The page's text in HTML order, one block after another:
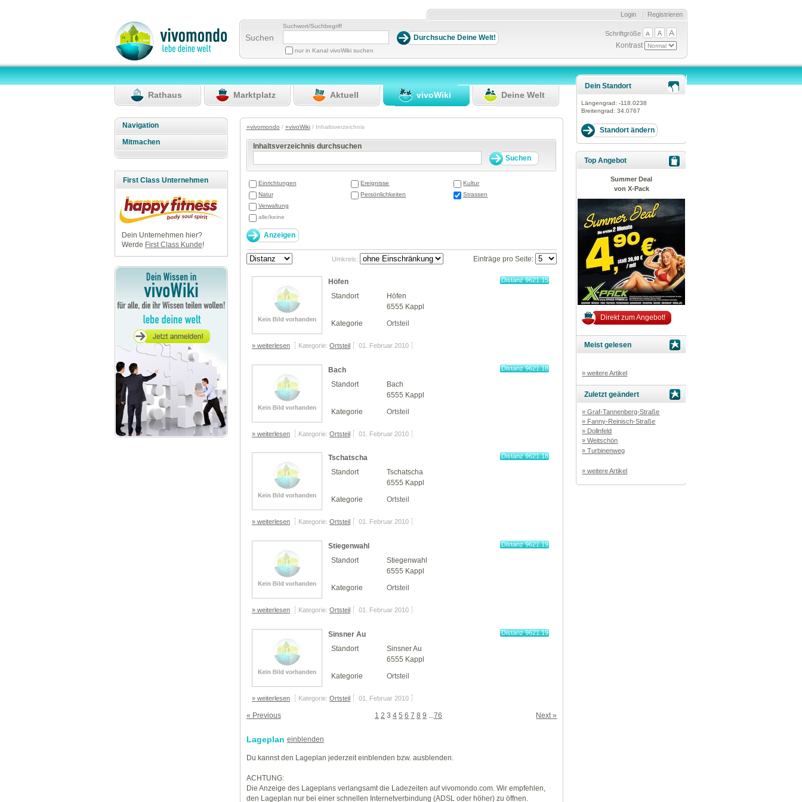
Registrieren
Login
Suchen
Suchwort/Suchbegriff
nur in Kanal vivoWiki suchen
Schriftgröße
Kontrast
Rathaus Marktplatz Aktuell vivoWiki Deine Welt
Navigation
Mitmachen
First Class Unternehmen
Dein Unternehmen hier?
Werde First Class Kunde!
»vivomondo / »vivoWiki/ Inhaltsverzeichnis
Inhaltsverzeichnis durchsuchen
Einrichtungen Ereignisse
Kultur
Natur
Persönlichkeiten
Strassen
Verwaltung
alle/keine
Umkreis: Einträge pro Seite:
Höfen
Distanz 9621.15
Standort
Höfen
6555 Kappl
Kategorie
Ortsteil
» weiterlesen Kategorie:Ortsteil 01. Februar 2010
Bach
Distanz 9621.18
Standort
Bach
6555 Kappl
Kategorie
Ortsteil
» weiterlesen Kategorie:Ortsteil 01. Februar 2010
Tschatscha
Distanz 9621.18
Standort
Tschatscha
6555 Kappl
Kategorie
Ortsteil
» weiterlesen Kategorie:Ortsteil 01. Februar 2010
Stiegenwahl
Distanz 9621.19
Standort
Stiegenwahl
6555 Kappl
Kategorie
Ortsteil
» weiterlesen Kategorie:Ortsteil 01. Februar 2010
Sinsner Au
Distanz 9621.19
Standort
Sinsner Au
6555 Kappl
Kategorie
Ortsteil
» weiterlesen Kategorie:Ortsteil 01. Februar 2010
« Previous Next »
1 2 3 4 5 6 7 8 9 ...76
Lageplan einblenden
Du kannst den Lageplan jederzeit einblenden bzw. ausblenden.
ACHTUNG:
Die Anzeige des Lageplans verlangsamt die Ladezeiten auf vivomondo.com. Wir empfehlen,
den Lageplan nur bei einer schnellen Internetverbindung (ADSL oder höher) zu öffnen.
Dein Standort
Längengrad: -118.0238
Breitengrad: 34.0767
Top Angebot
Summer Deal
von X-Pack
Direkt zum Angebot!
Meist gelesen
» weitere Artikel
Zuletzt geändert
» Graf-Tannenberg-Straße
» Fanny-Reinisch-Straße
» Dollnfeld
» Weitschön
» Turbinenweg
» weitere Artikel